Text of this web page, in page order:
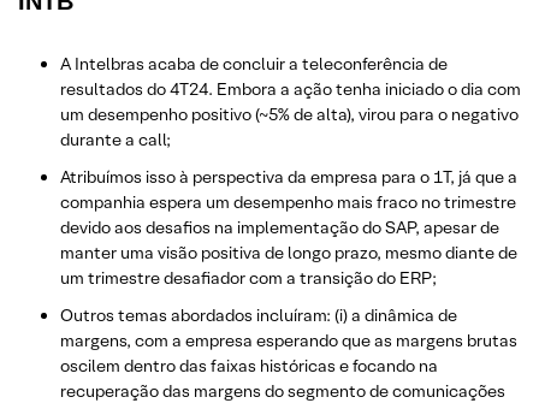
A Intelbras acaba de concluir a teleconferência de
resultados do 4T24. Embora a ação tenha iniciado o dia com
um desempenho positivo (~5% de alta), virou para o negativo
durante a call;
Atribuímos isso à perspectiva da empresa para o 1T, já que a
companhia espera um desempenho mais fraco no trimestre
devido aos desafios na implementação do SAP, apesar de
manter uma visão positiva de longo prazo, mesmo diante de
um trimestre desafiador com a transição do ERP;
Outros temas abordados incluíram: (i) a dinâmica de
margens, com a empresa esperando que as margens brutas
oscilem dentro das faixas históricas e focando na
recuperação das margens do segmento de comunicações